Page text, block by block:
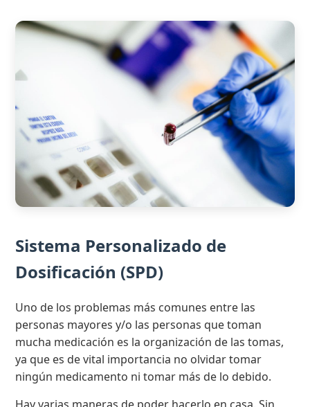
Sistema Personalizado de
Dosificación (SPD)
Uno de los problemas más comunes entre las
personas mayores y/o las personas que toman
mucha medicación es la organización de las tomas,
ya que es de vital importancia no olvidar tomar
ningún medicamento ni tomar más de lo debido.